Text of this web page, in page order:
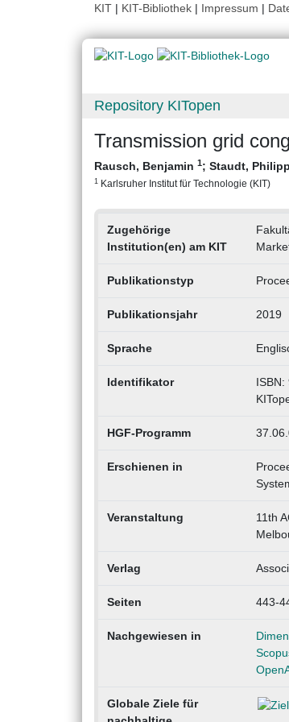
KIT | KIT-Bibliothek | Impressum |
Repository KITopen
Transmission grid
Rausch, Benjamin 1; Staudt, Philipp
1 Karlsruher Institut für Technologie (KIT)
Zugehörige
Institution(en) am KIT
Publikationstyp
Publikationsjahr 2019
Sprache
Identifikator
HGF-Programm
Erschienen in
Veranstaltung
11th
Verlag
Seiten 443-
Nachgewiesen in
Globale Ziele für